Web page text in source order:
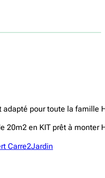
pour toute la famille
20m2 en KIT prêt à
Carre2Jardin